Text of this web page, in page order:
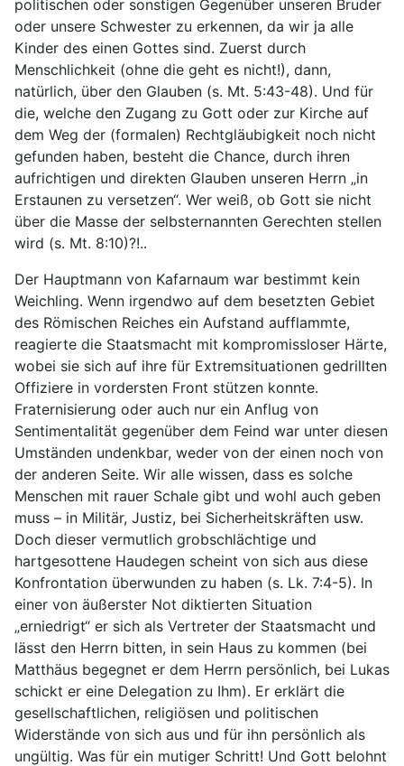
politischen oder sonstigen Gegenüber unseren Bruder
oder unsere Schwester zu erkennen, da wir ja alle
Kinder des einen Gottes sind. Zuerst durch
Menschlichkeit (ohne die geht es nicht!), dann,
natürlich, über den Glauben (s. Mt. 5:43-48). Und für
die, welche den Zugang zu Gott oder zur Kirche auf
dem Weg der (formalen) Rechtgläubigkeit noch nicht
gefunden haben, besteht die Chance, durch ihren
aufrichtigen und direkten Glauben unseren Herrn „in
Erstaunen zu versetzen“. Wer weiß, ob Gott sie nicht
über die Masse der selbsternannten Gerechten stellen
wird (s. Mt. 8:10)?!..
Der Hauptmann von Kafarnaum war bestimmt kein
Weichling. Wenn irgendwo auf dem besetzten Gebiet
des Römischen Reiches ein Aufstand aufflammte,
reagierte die Staatsmacht mit kompromissloser Härte,
wobei sie sich auf ihre für Extremsituationen gedrillten
Offiziere in vordersten Front stützen konnte.
Fraternisierung oder auch nur ein Anflug von
Sentimentalität gegenüber dem Feind war unter diesen
Umständen undenkbar, weder von der einen noch von
der anderen Seite. Wir alle wissen, dass es solche
Menschen mit rauer Schale gibt und wohl auch geben
muss – in Militär, Justiz, bei Sicherheitskräften usw.
Doch dieser vermutlich grobschlächtige und
hartgesottene Haudegen scheint von sich aus diese
Konfrontation überwunden zu haben (s. Lk. 7:4-5). In
einer von äußerster Not diktierten Situation
„erniedrigt“ er sich als Vertreter der Staatsmacht und
lässt den Herrn bitten, in sein Haus zu kommen (bei
Matthäus begegnet er dem Herrn persönlich, bei Lukas
schickt er eine Delegation zu Ihm). Er erklärt die
gesellschaftlichen, religiösen und politischen
Widerstände von sich aus und für ihn persönlich als
ungültig. Was für ein mutiger Schritt! Und Gott belohnt